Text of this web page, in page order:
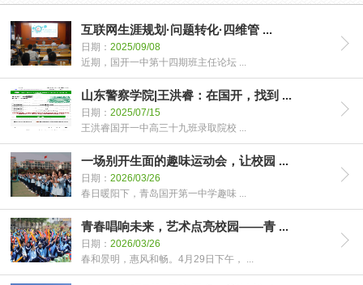
互联网生涯规划·问题转化·四维管 ...
日期： 2025/09/08
近期，国开一中第十四期班主任论坛 ...
山东警察学院|王洪睿：在国开，找到 ...
日期： 2025/07/15
王洪睿国开一中高三十九班录取院校 ...
一场别开生面的趣味运动会，让校园 ...
日期： 2026/03/26
春日暖阳下，青岛国开第一中学趣味 ...
青春唱响未来，艺术点亮校园——青 ...
日期： 2026/03/26
春和景明，惠风和畅。4月29日下午， ...